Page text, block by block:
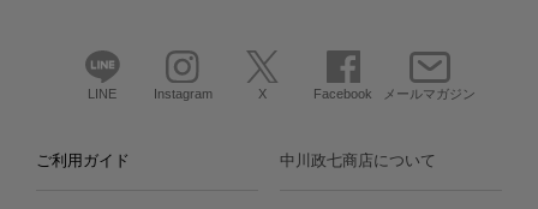
LINE Instagram X Facebook メールマガジン
ご利用ガイド 中川政七商店について